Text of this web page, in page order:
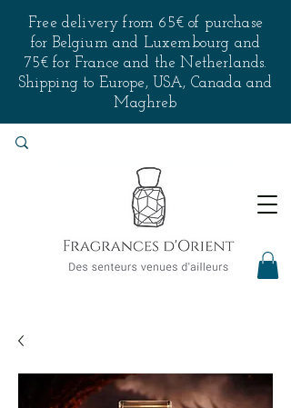
Free delivery from 65€ of purchase
for Belgium and Luxembourg and
75€ for France and the Netherlands.
Shipping to Europe, USA, Canada and
Maghreb